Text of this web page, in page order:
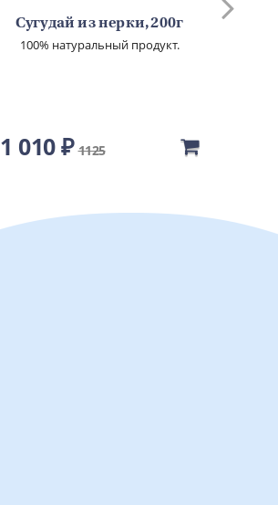
Сугудай из нерки, 200г
100% натуральный продукт.
1 010 ₽ 1125